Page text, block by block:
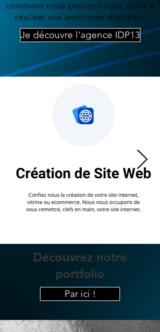
comment nous pouvons vous aider à
réaliser vos ambitions digitales.
Je découvre l'agence IDP13
Découvrez notre
portfolio
Par ici !